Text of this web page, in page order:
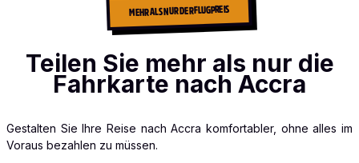
MEHR ALS NUR DER FLUGPREIS
Teilen Sie mehr als nur die
Fahrkarte nach Accra
Gestalten Sie Ihre Reise nach Accra komfortabler, ohne alles im
Voraus bezahlen zu müssen.